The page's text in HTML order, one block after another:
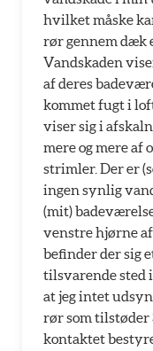
hvilket måske
rør gennem dæk
Vandskaden
af deres
kommet fugt i
viser sig i
mere og mere af
strimler. Der er
ingen synlig
(mit)
venstre hjørne
befinder der sig
tilsvarende sted
at jeg intet
rør som tilstøder
kontaktet